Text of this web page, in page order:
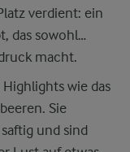
verdient: ein
das sowohl
macht.
wie das
Sie
und sind